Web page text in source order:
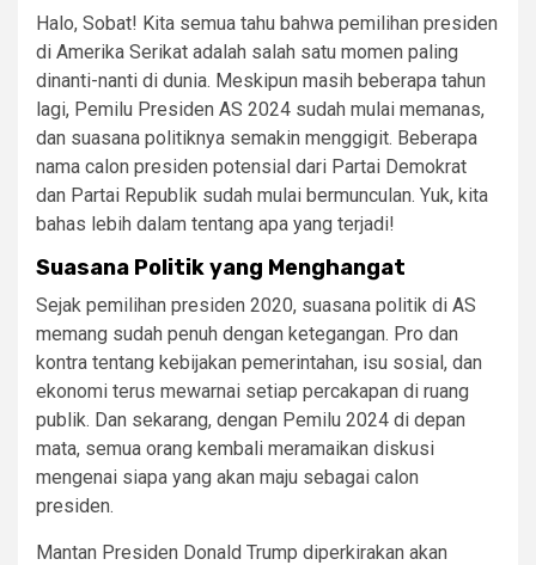
Halo, Sobat! Kita semua tahu bahwa pemilihan presiden
di Amerika Serikat adalah salah satu momen paling
dinanti-nanti di dunia. Meskipun masih beberapa tahun
lagi, Pemilu Presiden AS 2024 sudah mulai memanas,
dan suasana politiknya semakin menggigit. Beberapa
nama calon presiden potensial dari Partai Demokrat
dan Partai Republik sudah mulai bermunculan. Yuk, kita
bahas lebih dalam tentang apa yang terjadi!
Suasana Politik yang Menghangat
Sejak pemilihan presiden 2020, suasana politik di AS
memang sudah penuh dengan ketegangan. Pro dan
kontra tentang kebijakan pemerintahan, isu sosial, dan
ekonomi terus mewarnai setiap percakapan di ruang
publik. Dan sekarang, dengan Pemilu 2024 di depan
mata, semua orang kembali meramaikan diskusi
mengenai siapa yang akan maju sebagai calon
presiden.
Mantan Presiden Donald Trump diperkirakan akan